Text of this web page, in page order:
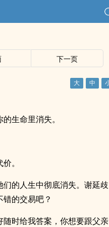
下一页
生命里消失。
。
的人生中彻底消失。谢延歧
的交易吧？
时给我答案，你想要跟父亲